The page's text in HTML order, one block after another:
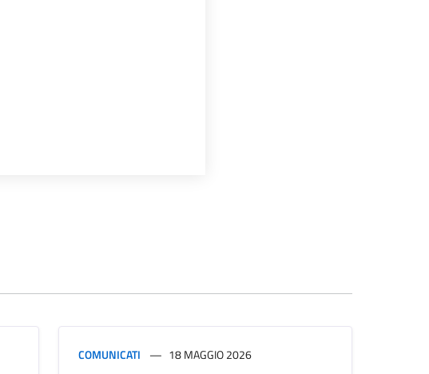
COMUNICATI 18 MAGGIO 2026